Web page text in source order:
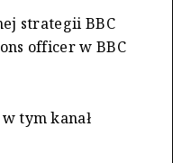
strategii BBC
officer w BBC
tym kanał